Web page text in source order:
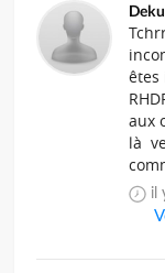
Deku
êtes
aux
là
il